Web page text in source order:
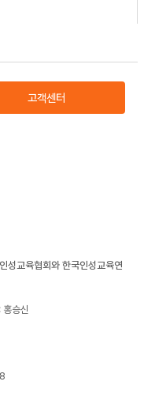
고객센터
성교육협회와 한국인성교육연
홍승신